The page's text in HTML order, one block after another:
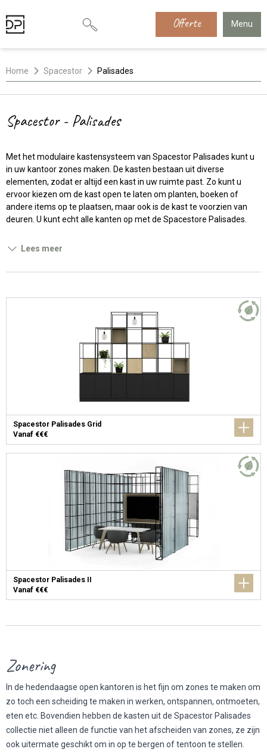
Offerte Menu
Home Spacestor Palisades
Spacestor - Palisades
Met het modulaire kastensysteem van Spacestor Palisades kunt u
in uw kantoor zones maken. De kasten bestaan uit diverse
elementen, zodat er altijd een kast in uw ruimte past. Zo kunt u
ervoor kiezen om de kast open te laten om planten, boeken of
andere items op te plaatsen, maar ook is de kast te voorzien van
deuren. U kunt echt alle kanten op met de Spacestore Palisades.
Lees meer
Spacestor Palisades Grid
Vanaf €€€
Spacestor Palisades II
Vanaf €€€
Zonering
In de hedendaagse open kantoren is het fijn om zones te maken om
zo toch een scheiding te maken in werken, ontspannen, ontmoeten,
eten etc. Bovendien hebben de kasten uit de Spacestor Palisades
collectie niet alleen de functie van het afscheiden van zones, ze zijn
ook uitermate geschikt om in op te bergen of tentoon te stellen.